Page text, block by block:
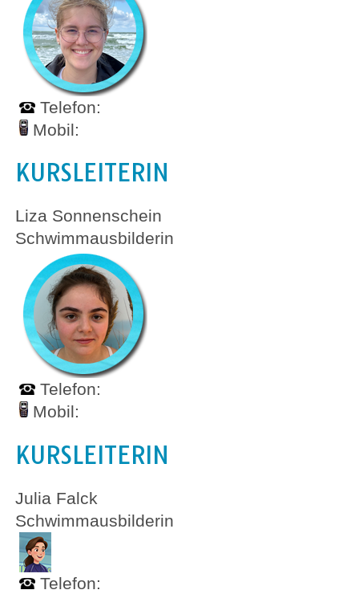
Telefon:
Mobil:
KURSLEITERIN
Liza Sonnenschein
Schwimmausbilderin
Telefon:
Mobil:
KURSLEITERIN
Julia Falck
Schwimmausbilderin
Telefon: